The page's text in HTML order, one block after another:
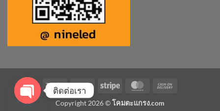
Visa PayPal Stripe MasterCard
Copyright 2026 ©โคมตะแกรง.com
ติดต่อเรา